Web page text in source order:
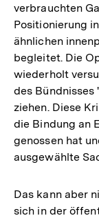
verbrauchten
Positionierung
ähnlichen
begleitet. Die
wiederholt
des Bündnisses
ziehen. Diese
die Bindung an
genossen hat
ausgewählte
Das kann aber
sich in der